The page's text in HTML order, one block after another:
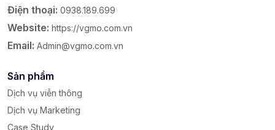
Điện thoại: 0938.189.699
Website: https://vgmo.com.vn
Email: Admin@vgmo.com.vn
Sản phẩm
Dịch vụ viễn thông
Dịch vụ Marketing
Case Study